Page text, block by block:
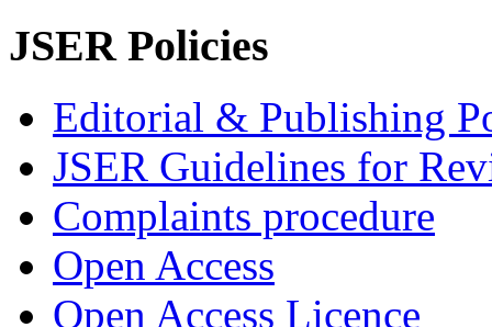
JSER Policies
Editorial & Publishing
JSER Guidelines for
Complaints procedure
Open Access
Open Access Licence